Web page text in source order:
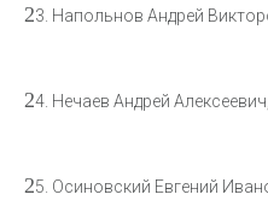
23. Напольнов Андрей
24. Нечаев Андрей
25. Осиновский Евгений